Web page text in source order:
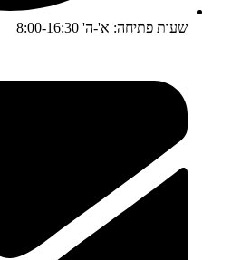
שעות פתיחה: א'-ה' 8:00-16:30